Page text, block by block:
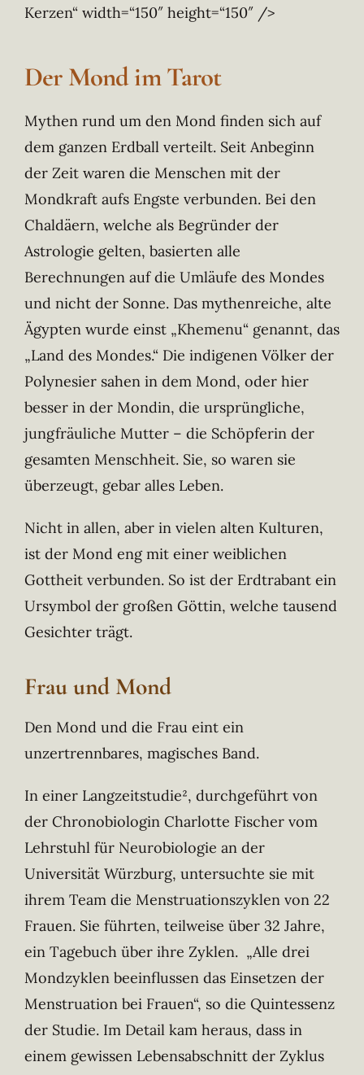
Kerzen“ width=“150″ height=“150″ />
Der Mond im Tarot
Mythen rund um den Mond finden sich auf
dem ganzen Erdball verteilt. Seit Anbeginn
der Zeit waren die Menschen mit der
Mondkraft aufs Engste verbunden. Bei den
Chaldäern, welche als Begründer der
Astrologie gelten, basierten alle
Berechnungen auf die Umläufe des Mondes
und nicht der Sonne. Das mythenreiche, alte
Ägypten wurde einst „Khemenu“ genannt, das
„Land des Mondes.“ Die indigenen Völker der
Polynesier sahen in dem Mond, oder hier
besser in der Mondin, die ursprüngliche,
jungfräuliche Mutter – die Schöpferin der
gesamten Menschheit. Sie, so waren sie
überzeugt, gebar alles Leben.
Nicht in allen, aber in vielen alten Kulturen,
ist der Mond eng mit einer weiblichen
Gottheit verbunden. So ist der Erdtrabant ein
Ursymbol der großen Göttin, welche tausend
Gesichter trägt.
Frau und Mond
Den Mond und die Frau eint ein
unzertrennbares, magisches Band.
In einer Langzeitstudie², durchgeführt von
der Chronobiologin Charlotte Fischer vom
Lehrstuhl für Neurobiologie an der
Universität Würzburg, untersuchte sie mit
ihrem Team die Menstruationszyklen von 22
Frauen. Sie führten, teilweise über 32 Jahre,
ein Tagebuch über ihre Zyklen. „Alle drei
Mondzyklen beeinflussen das Einsetzen der
Menstruation bei Frauen“, so die Quintessenz
der Studie. Im Detail kam heraus, dass in
einem gewissen Lebensabschnitt der Zyklus